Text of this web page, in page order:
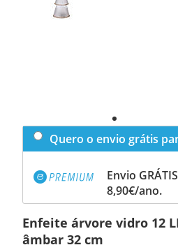
Quero o envio grátis
Envio
8,90€/ano.
Enfeite árvore vidro 12
âmbar 32 cm